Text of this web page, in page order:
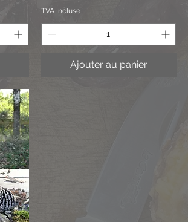
TVA Incluse
Ajouter au panier